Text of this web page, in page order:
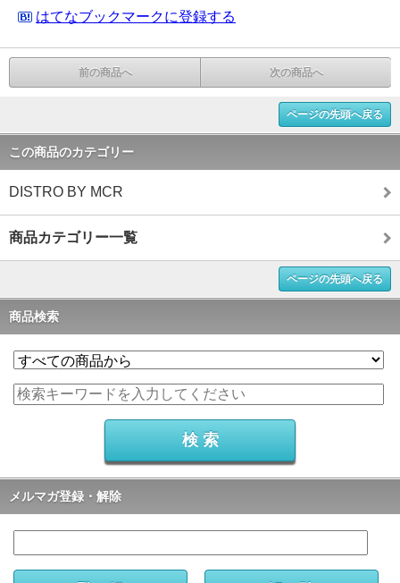
はてなブックマークに登録する
前の商品へ 次の商品へ
ページの先頭へ戻る
この商品のカテゴリー
DISTRO BY MCR
商品カテゴリー一覧
ページの先頭へ戻る
商品検索
メルマガ登録・解除